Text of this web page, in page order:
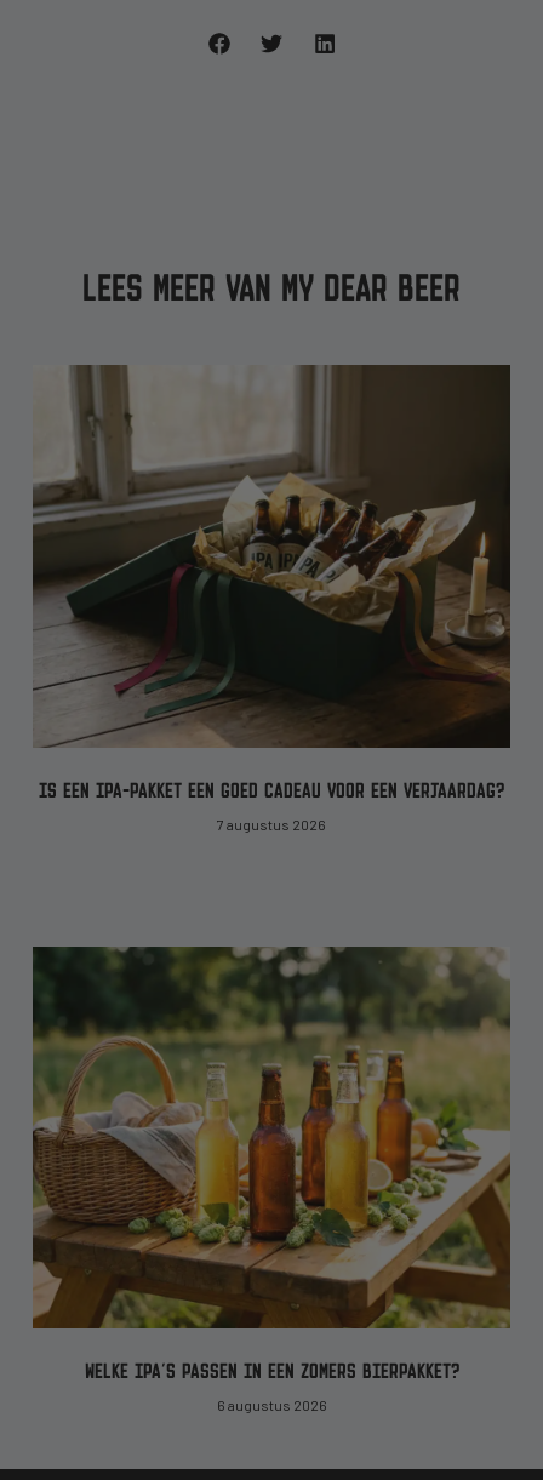
LEES MEER VAN MY DEAR BEER
IS EEN IPA-PAKKET EEN GOED CADEAU VOOR EEN VERJAARDAG?
7 augustus 2026
WELKE IPA’S PASSEN IN EEN ZOMERS BIERPAKKET?
6 augustus 2026